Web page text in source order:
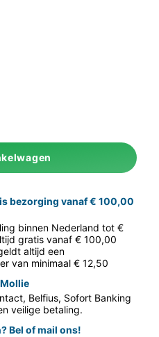
bezorging vanaf € 100,00
binnen Nederland tot €
gratis vanaf € 100,00
altijd een
van minimaal € 12,50
Belfius, Sofort Banking
veilige betaling.
Bel of mail ons!